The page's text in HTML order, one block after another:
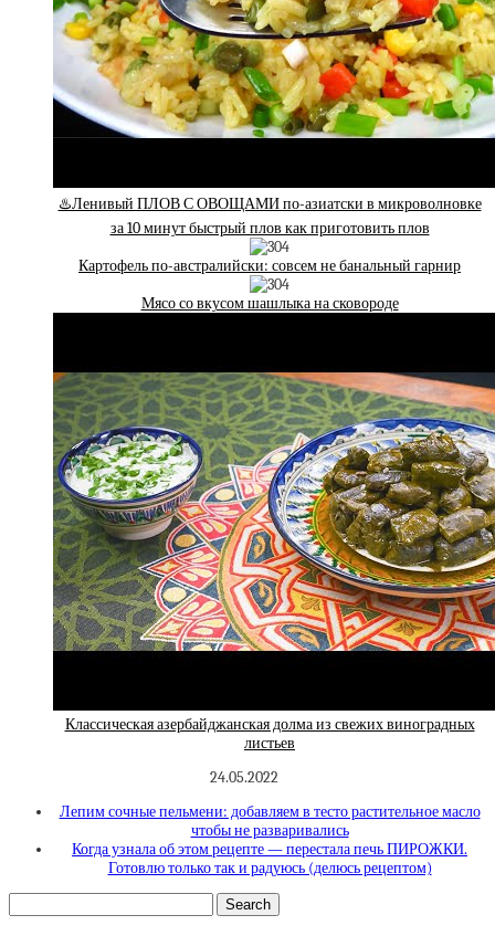
♨️Ленивый ПЛОВ С ОВОЩАМИ по-азиатски в микроволновке
за 10 минут быстрый плов как приготовить плов
Картофель по-австралийски: совсем не банальный гарнир
Мясо со вкусом шашлыка на сковороде⁠⁠
Классическая азербайджанская долма из свежих виноградных
листьев
24.05.2022
Лепим сочные пельмени: добавляем в тесто растительное масло
чтобы не разваривались
Когда узнала об этом рецепте — перестала печь ПИРОЖКИ.
Готовлю только так и радуюсь (делюсь рецептом)